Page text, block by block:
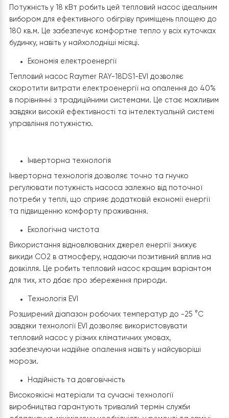
Продуктивність
Потужність у 18 кВт робить цей тепловий насос
вибором для ефективного обігріву приміщень
будинку, навіть у найхолодніші місяці.
Економія електроенергії
скоротити витрати електроенергії на опалення до
в порівнянні з традиційними системами. Це стає
завдяки високій ефективності та інтелектуальній
управління потужністю.
Інверторна технологія
Інверторна технологія дозволяє точно та гнучко
регулювати потужність насоса залежно від поточної